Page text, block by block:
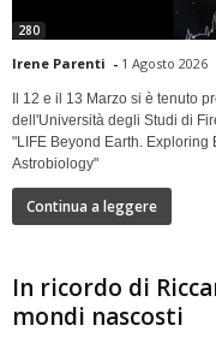
280
Irene Parenti - 1 Agosto 2026
Il 12 e il 13 Marzo si è tenuto
dell'Università degli Studi di
"LIFE Beyond Earth. Exploring
Astrobiology"
Continua a leggere
In ricordo di
mondi nascosti